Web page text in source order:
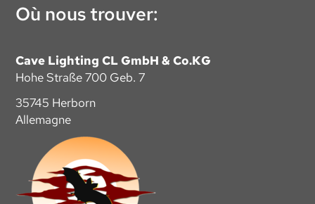
Où nous trouver:
Cave Lighting CL GmbH & Co.KG
Hohe Straße 700 Geb. 7
35745 Herborn
Allemagne